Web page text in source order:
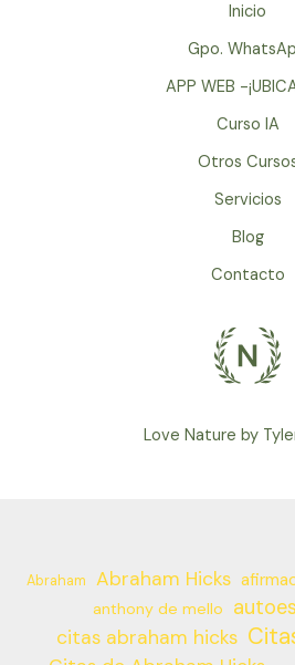
Inicio
Gpo.
APP WEB -
Curso IA
Otros
Servicios
Blog
Contacto
Love Nature by
Abraham Abraham Hicks
anthony de mello
citas abraham hicks